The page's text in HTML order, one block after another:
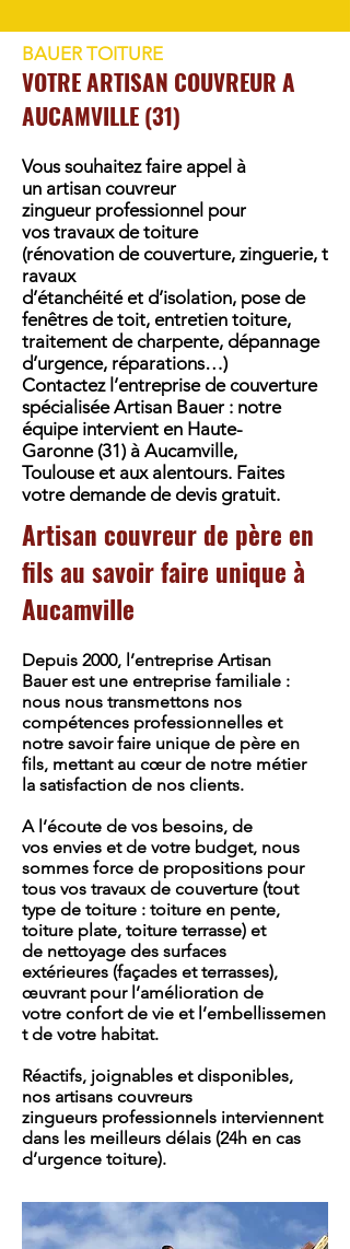
BAUER TOITURE
VOTRE ARTISAN COUVREUR A
AUCAMVILLE (31)
Vous souhaitez faire appel à
un artisan couvreur
zingueur professionnel pour
vos travaux de toiture
(rénovation de couverture, zinguerie, t
ravaux
d’étanchéité et d’isolation, pose de
fenêtres de toit, entretien toiture,
traitement de charpente, dépannage
d’urgence, réparations…)
Contactez l’entreprise de couverture
spécialisée Artisan Bauer : notre
équipe intervient en Haute-
Garonne (31) à Aucamville,
Toulouse et aux alentours. Faites
votre demande de devis gratuit.
Artisan couvreur de père en
fils au savoir faire unique à
Aucamville
Depuis 2000, l’entreprise Artisan
Bauer est une entreprise familiale :
nous nous transmettons nos
compétences professionnelles et
notre savoir faire unique de père en
fils, mettant au cœur de notre métier
la satisfaction de nos clients.
A l’écoute de vos besoins, de
vos envies et de votre budget, nous
sommes force de propositions pour
tous vos travaux de couverture (tout
type de toiture : toiture en pente,
toiture plate, toiture terrasse) et
de nettoyage des surfaces
extérieures (façades et terrasses),
œuvrant pour l’amélioration de
votre confort de vie et l’embellissemen
t de votre habitat.
Réactifs, joignables et disponibles,
nos artisans couvreurs
zingueurs professionnels interviennent
dans les meilleurs délais (24h en cas
d’urgence toiture).